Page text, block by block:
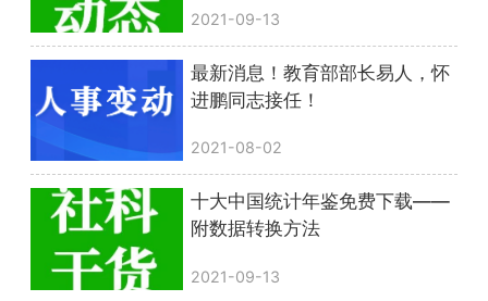
2021-09-13
最新消息！教育部部长易人，怀
进鹏同志接任！
2021-08-02
十大中国统计年鉴免费下载——
附数据转换方法
2021-09-13